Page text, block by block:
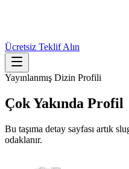
Ücretsiz Teklif Alın
Yayınlanmış Dizin Profili
Çok Yakında Profil
Bu taşıma detay sayfası artık
odaklanır.